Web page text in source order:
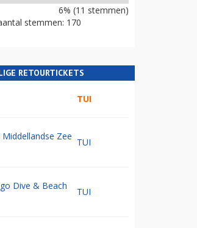
6% (11 stemmen)
stemmen: 170
RETOURTICKETS
TUI
Zee
TUI
Dive & Beach
TUI